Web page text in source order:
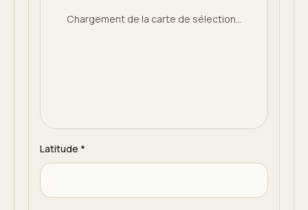
Chargement de la carte de sélection...
Latitude *